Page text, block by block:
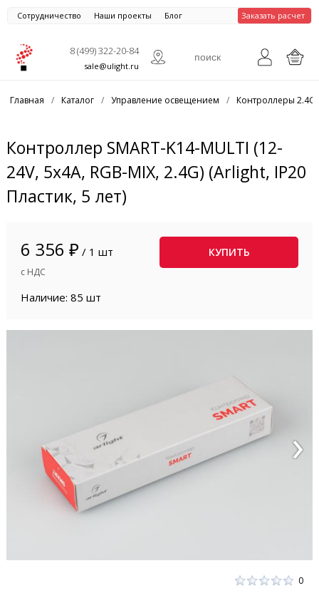
Сотрудничество Наши проекты Блог Заказать расчет
8 (499) 322-20-84
sale@ulight.ru
Главная / Каталог / Управление освещением / Контроллеры
Контроллер SMART-K14-MULTI (12-
24V, 5x4A, RGB-MIX, 2.4G) (Arlight, IP20
Пластик, 5 лет)
6 356 ₽ / 1 шт
с НДС
КУПИТЬ
Наличие: 85 шт
0